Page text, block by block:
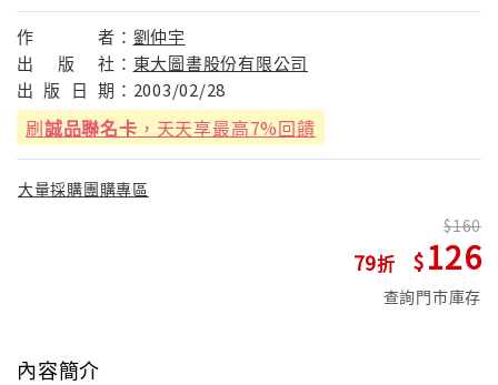
作 者： 劉仲宇
出
版 社： 東大圖書股份有限公司
出 版 日 期： 2003/02/28
刷誠品聯名卡 ，天天享最高7%回饋
大量採購團購專區
79
160
126
查詢門市庫存
內容簡介